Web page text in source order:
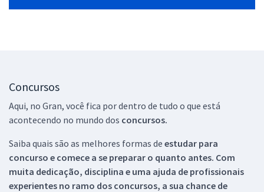
Concursos
Aqui, no Gran, você fica por dentro de tudo o que está
acontecendo no mundo dos concursos.
Saiba quais são as melhores formas de estudar para
concurso e comece a se preparar o quanto antes. Com
muita dedicação, disciplina e uma ajuda de profissionais
experientes no ramo dos concursos, a sua chance de